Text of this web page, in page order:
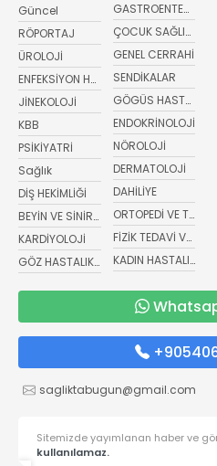
Güncel
RÖPORTAJ
ÜROLOJİ
ENFEKSİYON HASTALIKLARI
JİNEKOLOJİ
KBB
PSİKİYATRİ
Sağlık
DİŞ HEKİMLİĞİ
BEYİN VE SİNİR CERRAHİSİ
KARDİYOLOJİ
GÖZ HASTALIKLARI
GASTROENTEROLOJİ
ÇOCUK SAĞLIĞI VE
GENEL CERRAHİ
SENDİKALAR
GÖGÜS
ENDOKRİNOLOJİ
NÖROLOJİ
DERMATOLOJİ
DAHİLİYE
ORTOPEDİ VE
FİZİK TEDAVİ VE
KADIN HASTALIKLARI
sagliktabugun@gmail.com
Sitemizde yayımlanan haber ve
kullanılamaz.